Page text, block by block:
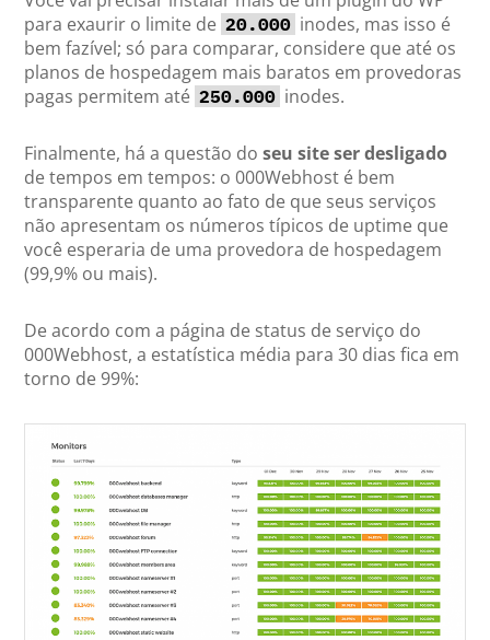
para exaurir o limite de 20.000 inodes, mas isso é
bem fazível; só para comparar, considere que até os
planos de hospedagem mais baratos em provedoras
pagas permitem até 250.000 inodes.
Finalmente, há a questão doseu site ser desligado
de tempos em tempos: o 000Webhost é bem
transparente quanto ao fato de que seus serviços
não apresentam os números típicos de uptime que
você esperaria de uma provedora de hospedagem
(99,9% ou mais).
De acordo com a página de status de serviço do
000Webhost, a estatística média para 30 dias fica em
torno de 99%: